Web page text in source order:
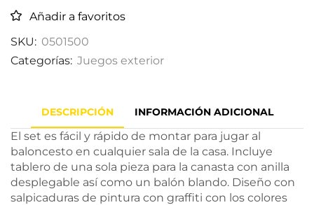
Añadir a favoritos
SKU: 0501500
Categorías: Juegos exterior
DESCRIPCIÓN INFORMACIÓN ADICIONAL
El set es fácil y rápido de montar para jugar al
baloncesto en cualquier sala de la casa. Incluye
tablero de una sola pieza para la canasta con anilla
desplegable así como un balón blando. Diseño con
salpicaduras de pintura con graffiti con los colores